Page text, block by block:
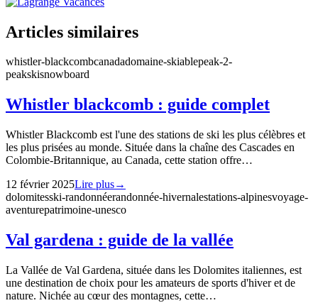
Articles similaires
whistler-blackcombcanadadomaine-skiablepeak-2-
peakskisnowboard
Whistler blackcomb : guide complet
Whistler Blackcomb est l'une des stations de ski les plus célèbres et
les plus prisées au monde. Située dans la chaîne des Cascades en
Colombie-Britannique, au Canada, cette station offre…
12 février 2025Lire plus→
dolomitesski-randonnéerandonnée-hivernalestations-alpinesvoyage-
aventurepatrimoine-unesco
Val gardena : guide de la vallée
La Vallée de Val Gardena, située dans les Dolomites italiennes, est
une destination de choix pour les amateurs de sports d'hiver et de
nature. Nichée au cœur des montagnes, cette…